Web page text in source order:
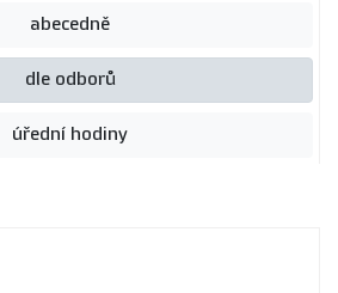
abecedně
dle odborů
úřední hodiny